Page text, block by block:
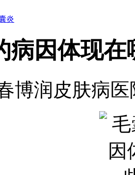
炎
病因体现在
博润皮肤病医